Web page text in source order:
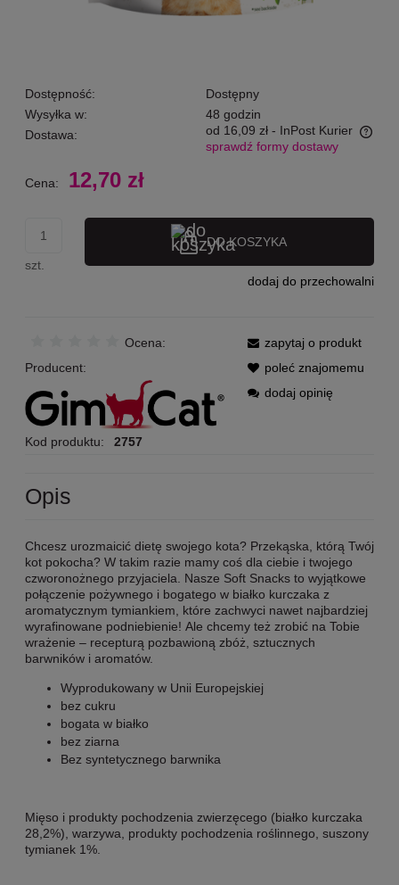
Dostępność:
Dostępny
Wysyłka w:
48 godzin
Dostawa:
od 16,09 zł - InPost Kurier
Cena nie zawiera ewentualnych kosztów płatności
sprawdź formy dostawy
Cena: 12,70 zł
szt.
DO KOSZYKA
dodaj do przechowalni
Ocena:
Producent:
Kod produktu: 2757
zapytaj o produkt
poleć znajomemu
dodaj opinię
Opis
Chcesz urozmaicić dietę swojego kota? Przekąska, którą Twój
kot pokocha? W takim razie mamy coś dla ciebie i twojego
czworonożnego przyjaciela. Nasze Soft Snacks to wyjątkowe
połączenie pożywnego i bogatego w białko kurczaka z
aromatycznym tymiankiem, które zachwyci nawet najbardziej
wyrafinowane podniebienie! Ale chcemy też zrobić na Tobie
wrażenie – recepturą pozbawioną zbóż, sztucznych
barwników i aromatów.
Wyprodukowany w Unii Europejskiej
bez cukru
bogata w białko
bez ziarna
Bez syntetycznego barwnika
Mięso i produkty pochodzenia zwierzęcego (białko kurczaka
28,2%), warzywa, produkty pochodzenia roślinnego, suszony
tymianek 1%.